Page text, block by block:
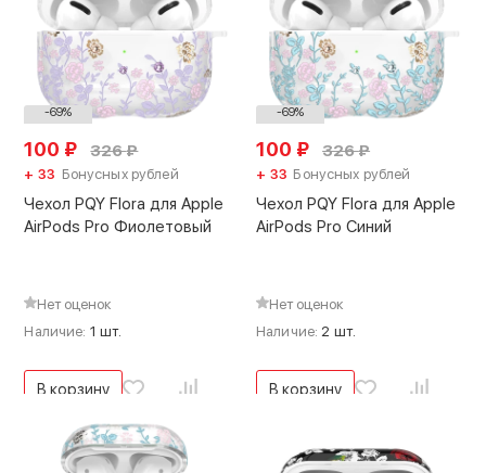
-69%
100 ₽ 326₽
+ 33 Бонусных рублей
Чехол PQY Flora для Apple
AirPods Pro Фиолетовый
Нет оценок
Наличие: 1 шт.
В корзину
-69%
100 ₽ 326₽
+ 33 Бонусных рублей
Чехол PQY Flora для Apple
AirPods Pro Синий
Нет оценок
Наличие:2 шт.
В корзину